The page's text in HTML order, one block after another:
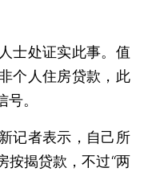
处证实此事。值
个人住房贷款，此
。
者表示，自己所
按揭贷款，不过“两